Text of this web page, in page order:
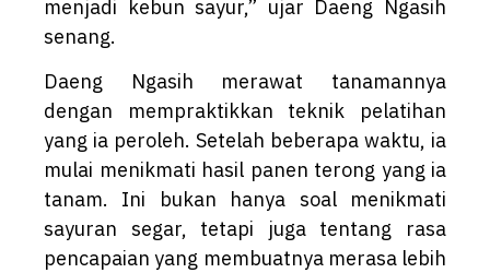
menjadi kebun sayur,” ujar Daeng Ngasih
senang.
Daeng Ngasih merawat tanamannya
dengan mempraktikkan teknik pelatihan
yang ia peroleh. Setelah beberapa waktu, ia
mulai menikmati hasil panen terong yang ia
tanam. Ini bukan hanya soal menikmati
sayuran segar, tetapi juga tentang rasa
pencapaian yang membuatnya merasa lebih